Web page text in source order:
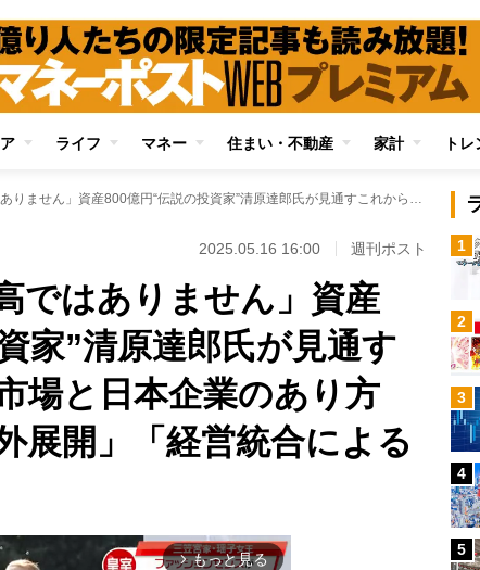
ライフ マネー 住まい・不動産 家計 トレ
「日本の株式は割高ではありません」資産800億円“伝説の投資家”清原達郎氏が見通すこれからの日本株市場と日本企業のあり方 キーワードは「海外展開」「経営統合による寡占化」
2025.05.16 16:00 週刊ポスト
ではありません」資産
家”清原達郎氏が見通す
場と日本企業のあり方
展開」「経営統合による
arrow_forward_ios もっと見る
1
2
3
4
5